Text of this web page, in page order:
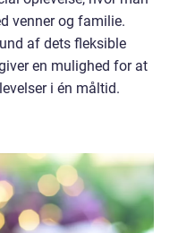
venner og familie.
af dets fleksible
en mulighed for at
i én måltid.